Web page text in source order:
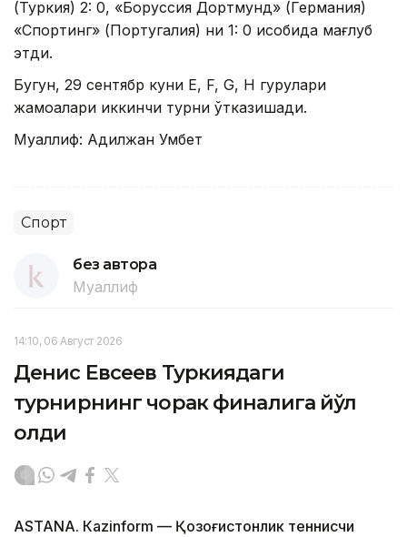
(Туркия) 2: 0, «Боруссия Дортмунд» (Германия)
«Спортинг» (Португалия) ни 1: 0 ҳисобида мағлуб
этди.
Бугун, 29 сентябр куни Е, F, G, H гуруҳлари
жамоалари иккинчи турни ўтказишади.
Муаллиф: Aдилжан Умбет
Спорт
без автора
Муаллиф
14:10, 06 Август 2026
Денис Евсеев Туркиядаги
турнирнинг чорак финалига йўл
олди
ASTANА. Кazinform — Қозоғистонлик теннисчи